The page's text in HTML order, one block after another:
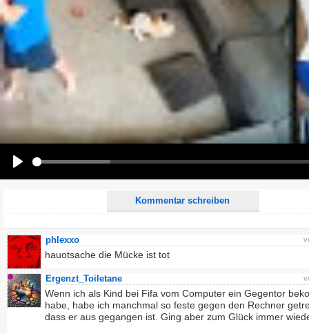
Kommentar schreiben
Name:
E-Mail-Adresse (optional):
Kommentar:
Alle HTML-Tags außer <br>, <strike> und <i> werden aus Deinem Kommentar entfernt.
URLs werden automatisch umgewandelt. Bitte verwende "www." oder "http://" in URLs
Ich möchte eine E-Mail, wenn auf dieser Seite weitere Kommentare erscheinen.
phlexxo
hauotsache die Mücke ist tot
Ergenzt_Toiletane
Wenn ich als Kind bei Fifa vom Computer ein Gegentor
habe, habe ich manchmal so feste gegen den Rechner
dass er aus gegangen ist. Ging aber zum Glück immer